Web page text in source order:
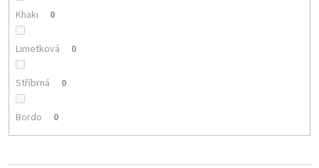
Khaki 0
Limetková 0
Stříbrná 0
Bordo 0